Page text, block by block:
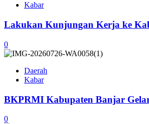
Kabar
Lakukan Kunjungan Kerja ke
0
Daerah
Kabar
BKPRMI Kabupaten Banjar
0